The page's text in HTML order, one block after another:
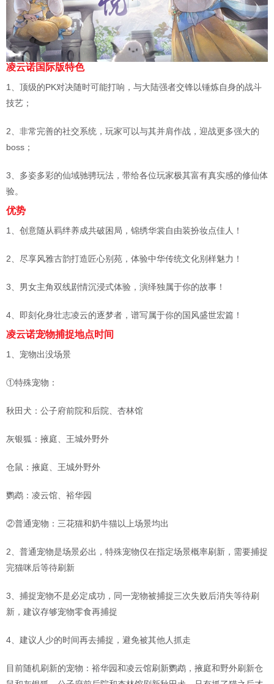
凌云诺国际版特色
1、顶级的PK对决随时可能打响，与大陆强者交锋以锤炼自身的战斗
技艺；
2、非常完善的社交系统，玩家可以与其并肩作战，迎战更多强大的
boss；
3、多姿多彩的仙域驰骋玩法，带给各位玩家极其富有真实感的修仙体
验。
优势
1、创意随从羁绊养成共破困局，锦绣华裳自由装扮妆点佳人！
2、尽享风雅古韵打造匠心别苑，体验中华传统文化别样魅力！
3、男女主角双线剧情沉浸式体验，演绎独属于你的故事！
4、即刻化身壮志凌云的逐梦者，谱写属于你的国风盛世宏篇！
凌云诺宠物捕捉地点时间
1、宠物出没场景
①特殊宠物：
秋田犬：公子府前院和后院、杏林馆
灰银狐：掖庭、王城外野外
仓鼠：掖庭、王城外野外
鹦鹉：凌云馆、裕华园
②普通宠物：三花猫和奶牛猫以上场景均出
2、普通宠物是场景必出，特殊宠物仅在指定场景概率刷新，需要捕捉
完猫咪后等待刷新
3、捕捉宠物不是必定成功，同一宠物被捕捉三次失败后消失等待刷
新，建议存够宠物零食再捕捉
4、建议人少的时间再去捕捉，避免被其他人抓走
目前随机刷新的宠物：裕华园和凌云馆刷新鹦鹉，掖庭和野外刷新仓